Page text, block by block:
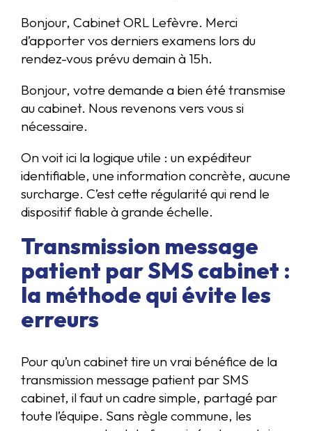
Bonjour, Cabinet ORL Lefèvre. Merci
d’apporter vos derniers examens lors du
rendez-vous prévu demain à 15h.
Bonjour, votre demande a bien été transmise
au cabinet. Nous revenons vers vous si
nécessaire.
On voit ici la logique utile : un expéditeur
identifiable, une information concrète, aucune
surcharge. C’est cette régularité qui rend le
dispositif fiable à grande échelle.
Transmission message
patient par SMS cabinet :
la méthode qui évite les
erreurs
Pour qu’un cabinet tire un vrai bénéfice de la
transmission message patient par SMS
cabinet, il faut un cadre simple, partagé par
toute l’équipe. Sans règle commune, les